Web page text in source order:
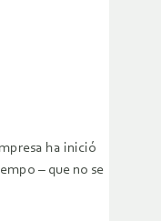
ha inició
– que no se